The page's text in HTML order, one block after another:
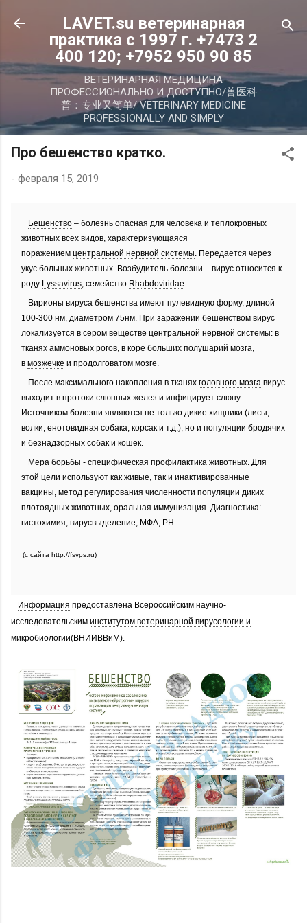
К основному контенту
LAVET.su ветеринарная
практика с 1997 г. +7473 2
400 120; +7952 950 90 85
ВЕТЕРИНАРНАЯ МЕДИЦИНА
ПРОФЕССИОНАЛЬНО И ДОСТУПНО/兽医科
普：专业又简单/ VETERINARY MEDICINE
PROFESSIONALLY AND SIMPLY
Про бешенство кратко.
- февраля 15, 2019
Бешенство – болезнь опасная для человека и теплокровных
животных всех видов, характеризующаяся
поражением центральной нервной системы . Передается через
укус больных животных. Возбудитель болезни – вирус относится к
роду Lyssavirus , семейство Rhabdoviridae
Вирионы вируса бешенства имеют пулевидную форму, длиной
100-300 нм, диаметром 75нм. При заражении бешенством вирус
локализуется в сером веществе центральной нервной системы: в
тканях аммоновых рогов, в коре больших полушарий мозга,
в мозжечке и продолговатом мозге.
После максимального накопления в тканях головного мозга вирус
выходит в протоки слюнных желез и инфицирует слюну.
Источником болезни являются не только дикие хищники (лисы,
волки, енотовидная собака , корсак и т.д.), но и популяции бродячих
и безнадзорных собак и кошек.
Мера борьбы - специфическая профилактика животных. Для
этой цели используют как живые, так и инактивированные
вакцины, метод регулирования численности популяции диких
плотоядных животных, оральная иммунизация. Диагностика:
гистохимия, вирусвыделение, МФА, РН.
(с сайта http://fsvps.ru)
Информация предоставлена Всероссийским научно-
исследовательским институтом ветеринарной вирусологии и
микробиологии(ВНИИВВиМ).